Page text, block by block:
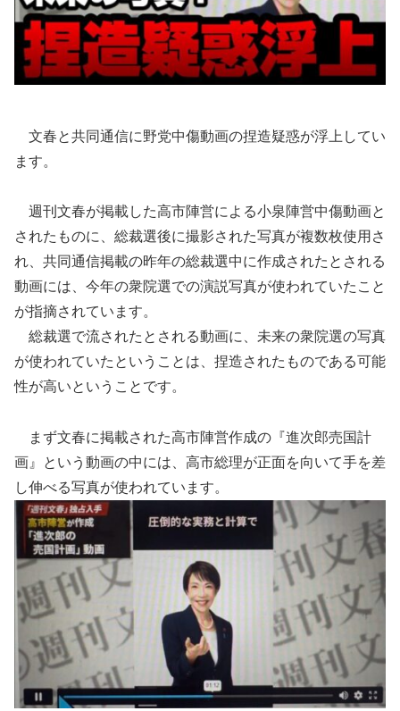
文春と共同通信に野党中傷動画の捏造疑惑が浮上してい
ます。
週刊文春が掲載した高市陣営による小泉陣営中傷動画と
されたものに、総裁選後に撮影された写真が複数枚使用さ
れ、共同通信掲載の昨年の総裁選中に作成されたとされる
動画には、今年の衆院選での演説写真が使われていたこと
が指摘されています。
総裁選で流されたとされる動画に、未来の衆院選の写真
が使われていたということは、捏造されたものである可能
性が高いということです。
まず文春に掲載された高市陣営作成の『進次郎売国計
画』という動画の中には、高市総理が正面を向いて手を差
し伸べる写真が使われています。